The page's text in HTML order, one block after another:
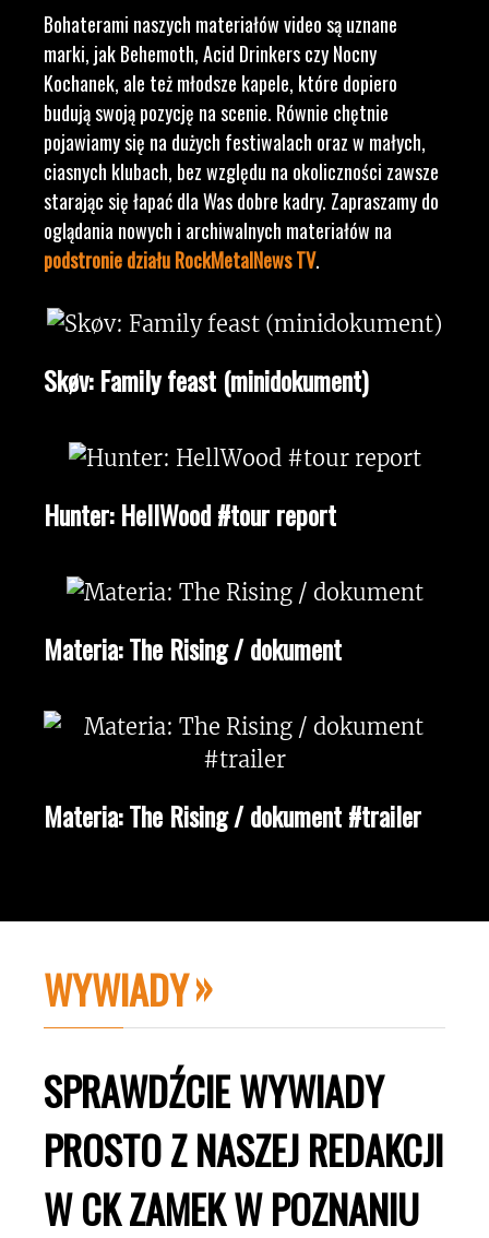
Bohaterami naszych materiałów video są uznane
marki, jak Behemoth, Acid Drinkers czy Nocny
Kochanek, ale też młodsze kapele, które dopiero
budują swoją pozycję na scenie. Równie chętnie
pojawiamy się na dużych festiwalach oraz w małych,
ciasnych klubach, bez względu na okoliczności zawsze
starając się łapać dla Was dobre kadry. Zapraszamy do
oglądania nowych i archiwalnych materiałów na
podstronie działu RockMetalNews TV.
Skøv: Family feast (minidokument)
Hunter: HellWood #tour report
Materia: The Rising / dokument
Materia: The Rising / dokument #trailer
WYWIADY
SPRAWDŹCIE WYWIADY
PROSTO Z NASZEJ REDAKCJI
W CK ZAMEK W POZNANIU